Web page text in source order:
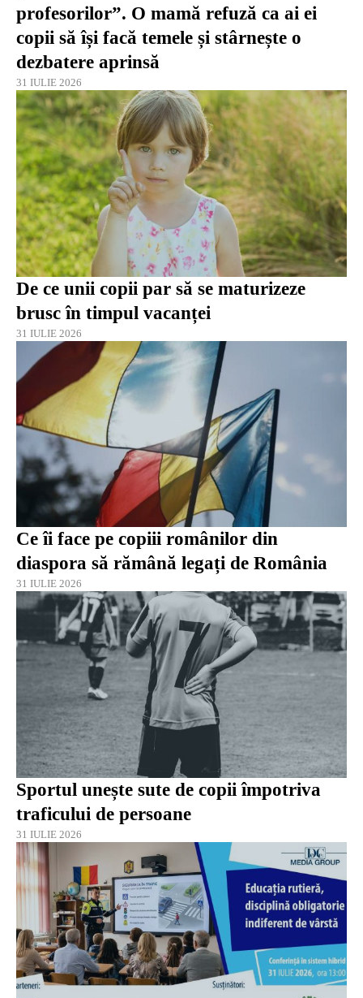
profesorilor”. O mamă refuză ca ai ei
copii să își facă temele și stârnește o
dezbatere aprinsă
31 IULIE 2026
De ce unii copii par să se maturizeze
brusc în timpul vacanței
31 IULIE 2026
Ce îi face pe copiii românilor din
diaspora să rămână legați de România
31 IULIE 2026
Sportul unește sute de copii împotriva
traficului de persoane
31 IULIE 2026